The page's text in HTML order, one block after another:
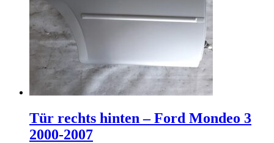
Tür rechts hinten – Ford Mondeo 3
2000-2007